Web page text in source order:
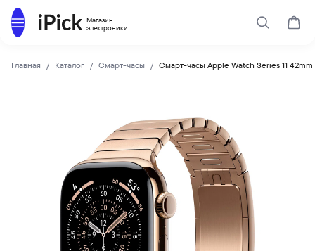
Магазин
электроники
Каталог
Поиск
Главная Каталог Смарт-часы Смарт-часы Apple Watch Series 11